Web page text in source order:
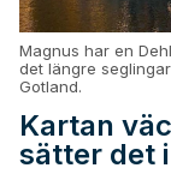
Magnus har en
det längre
Gotland.
Kartan
sätter det